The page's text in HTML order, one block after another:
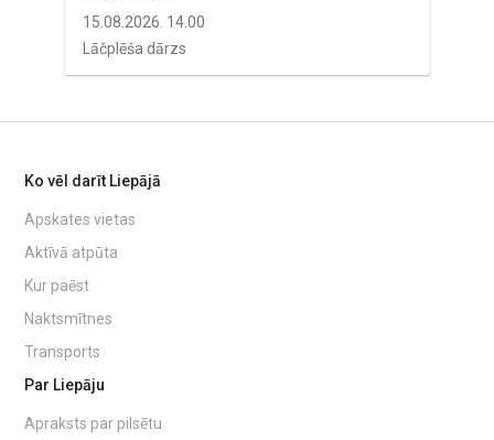
15.08.2026. 14.00
Lāčplēša dārzs
Ko vēl darīt Liepājā
Apskates vietas
Aktīvā atpūta
Kur paēst
Naktsmītnes
Transports
Par Liepāju
Apraksts par pilsētu